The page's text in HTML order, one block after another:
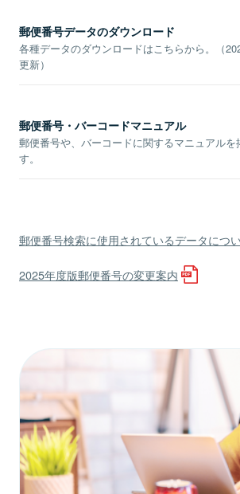
郵便番号データのダウンロード
各種データのダウンロードはこちらから。（
更新）
郵便番号・バーコードマニュアル
郵便番号や、バーコードに関するマニュアルを
す。
郵便番号検索に使用されているデータにつ
2025年度版郵便番号の変更案内